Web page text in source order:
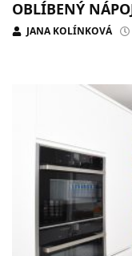
OBLÍBENÝ
JANA KOLÍNKOVÁ